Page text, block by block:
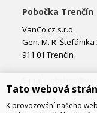
Pobočka Trenčín
VanCo.cz s.r.o.
Gen. M. R. Štefánika
911 01 Trenčín
Telefon: +421 32 877
Tato webová
K provozování našeho